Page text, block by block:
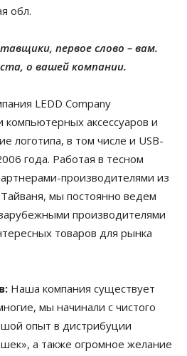
обл.
первое слово – вам.
о вашей компании.
LEDD Company
компьютерных аксессуаров и
логотипа, в том числе и USB-
года. Работая в тесном
производителями из
мы постоянно ведем
производителями
товаров для рынка
Наша компания существует
мы начинали с чистого
опыт в дистрибуции
а также огромное желание